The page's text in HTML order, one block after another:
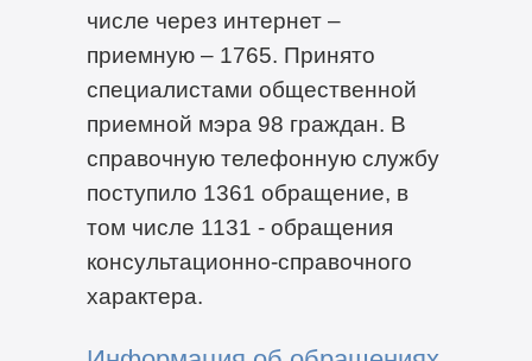
числе через интернет –
приемную – 1765. Принято
специалистами общественной
приемной мэра 98 граждан. В
справочную телефонную службу
поступило 1361 обращение, в
том числе 1131 - обращения
консультационно-справочного
характера.